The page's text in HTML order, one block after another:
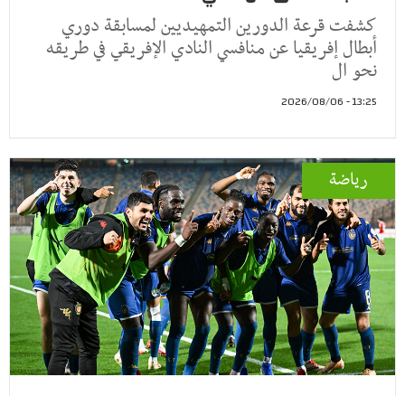
كشفت قرعة الدورين التمهيديين لمسابقة دوري
أبطال إفريقيا عن منافسي النادي الإفريقي في طريقه
نحو ال
13:25 - 2026/08/06
رياضة